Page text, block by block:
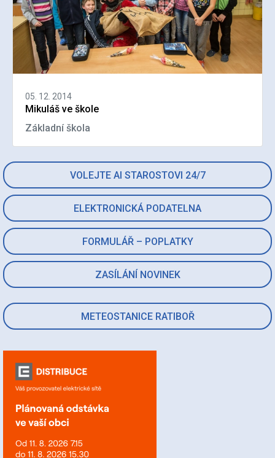
VOLEJTE AI STAROSTOVI 24/7
ELEKTRONICKÁ PODATELNA
FORMULÁŘ – POPLATKY
ZASÍLÁNÍ NOVINEK
METEOSTANICE RATIBOŘ
05. 12. 2014
Mikuláš ve škole
Základní škola